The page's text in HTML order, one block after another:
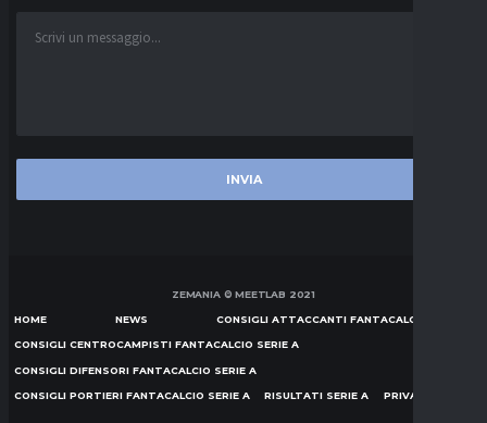
ZEMANIA © MEETLAB 2021
HOME NEWS CONSIGLI ATTACCANTI FANTACALCIO SERIE A
CONSIGLI CENTROCAMPISTI FANTACALCIO SERIE A
CONSIGLI DIFENSORI FANTACALCIO SERIE A
CONSIGLI PORTIERI FANTACALCIO SERIE A RISULTATI SERIE A PRIVACY POLICY